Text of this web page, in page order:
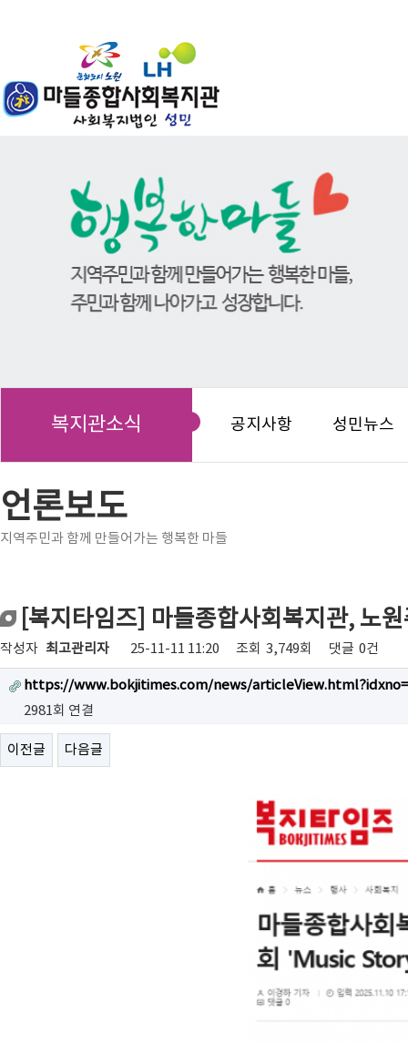
복지관소식 공지사항 성민뉴스
언론보도
지역주민과 함께 만들어가는 행복한 마들
[복지타임즈] 마들종합사회복지관, 노
작성자 최고관리자 25-11-11 11:20 조회 3,749회 댓글 0건
https://www.bokjitimes.com/news/
2981회 연결
이전글 다음글